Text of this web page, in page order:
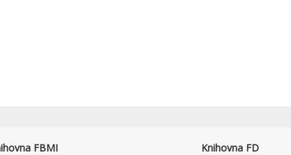
FBMI
Knihovna FD